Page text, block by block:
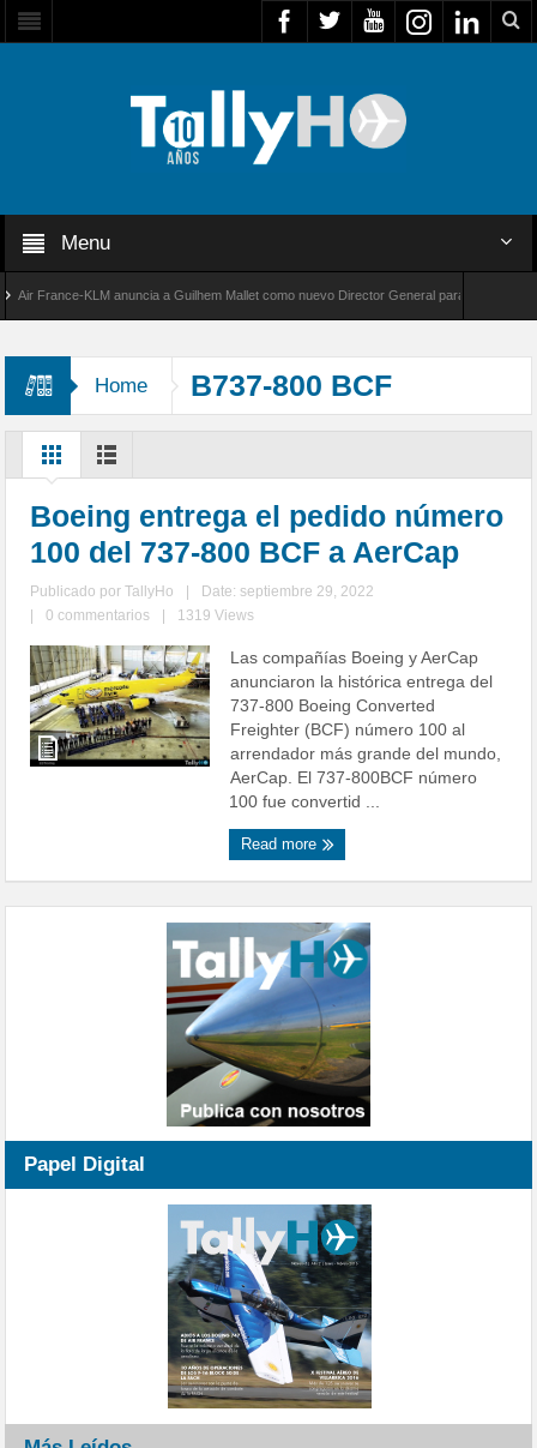
Menu
France-KLM anuncia a Guilhem Mallet como nuevo Director General para América Latina
Home B737-800 BCF
Boeing entrega el pedido número
100 del 737-800 BCF a AerCap
Publicado porTallyHo
Date: septiembre 29, 2022
0 commentarios 1319 Views
Las compañías Boeing y AerCap
anunciaron la histórica entrega del
737-800 Boeing Converted
Freighter (BCF) número 100 al
arrendador más grande del mundo,
AerCap. El 737-800BCF número
100 fue convertid ...
Read more
Papel Digital